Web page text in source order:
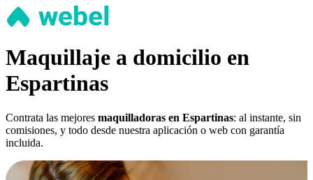
Maquillaje a domicilio en
Espartinas
Contrata las mejores maquilladoras en Espartinas: al instante, sin
comisiones, y todo desde nuestra aplicación o web con garantía
incluida.